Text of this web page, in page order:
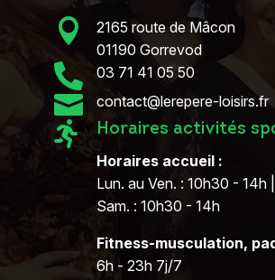

2165 route de Mâcon
01190 Gorrevod
 03 71 41 05 50
 contact@lerepere-loisirs.fr
 Horaires activités
Horaires accueil :
Lun. au Ven. : 10h30 - 14h
Sam. : 10h30 - 14h
Fitness-musculation,
6h - 23h 7j/7